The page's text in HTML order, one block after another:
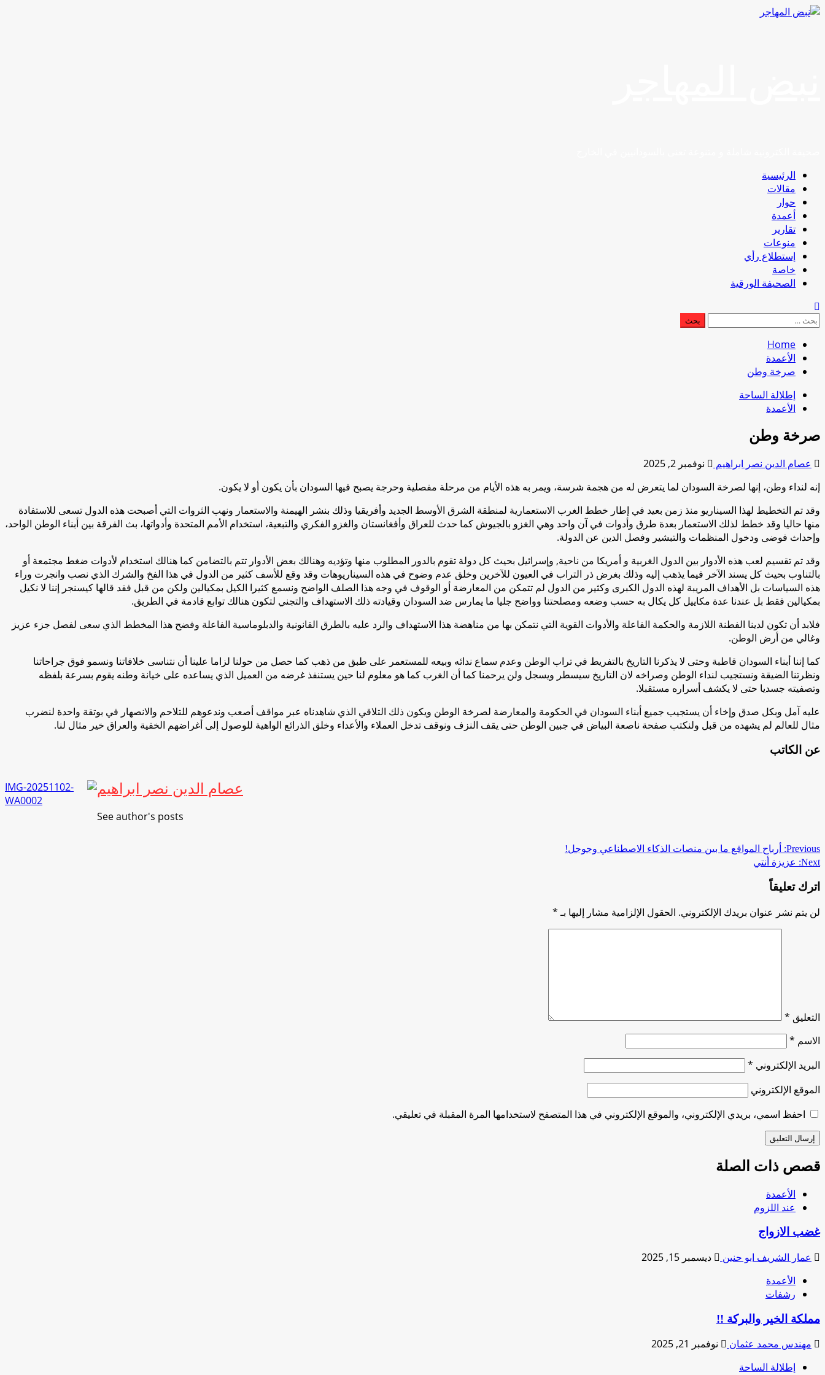
Skip
Primary
Menu
الرئيسية
مقالات
حوار
أعمدة
تقارير
منوعات
إستطلاع رأي
خاصة
الصحيفة الورقية
البحث
Home
الأعمدة
صرخة وطن
إطلالة الساحة
الأعمدة
صرخة وطن
عصام الدين نصر ابراهيم
نوفمبر 2, 2025
إنه لنداء وطن، إنها لصرخة السودان لما يتعرض له من هجمة شرسة، ويمر به هذه الأيام من مرحلة مفصلية وحرجة يصبح فيها السودان بأن يكون أو لا يكون.
وقد تم التخطيط لهذا السيناريو منذ زمن بعيد في إطار خطط الغرب الاستعمارية لمنطقة الشرق الأوسط الجديد وأفريقيا وذلك بنشر الهيمنة والاستعمار ونهب الثروات التي أصبحت هذه الدول تسعى للاستفادة
منها حاليا وقد خطط لذلك الاستعمار بعدة طرق وأدوات في آن واحد وهي الغزو بالجيوش كما حدث للعراق وأفغانستان والغزو الفكري والتبعية، استخدام الأمم المتحدة وأدواتها، بث الفرقة بين أبناء الوطن الواحد،
وإحداث فوضى ودخول المنظمات والتبشير وفصل الدين عن الدولة.
وقد تم تقسيم لعب هذه الأدوار بين الدول الغربية و أمريكا من ناحية, وإسرائيل بحيث كل دولة تقوم بالدور المطلوب منها وتؤديه وهنالك بعض الأدوار تتم بالتضامن كما هنالك استخدام لأدوات ضغط مجتمعة أو
بالتناوب بحيث كل يسند الآخر فيما يذهب إليه وذلك بغرض ذر التراب في العيون للآخرين وخلق عدم وضوح في هذه السيناريوهات وقد وقع للأسف كثير من الدول في هذا الفخ والشرك الذي نصب وانجرت وراء
هذه السياسات بل الأهداف المريبة لهذه الدول الكبرى وكثير من الدول لم تتمكن من المعارضة أو الوقوف في وجه هذا الصلف الواضح ونسمع كثيرا الكيل بمكيالين ولكن من قبل فقد قالها كيسنجر إننا لا نكيل
بمكيالين فقط بل عندنا عدة مكاييل كل يكال به حسب وضعه ومصلحتنا وواضح جليا ما يمارس ضد السودان وقيادته ذلك الاستهداف والتجني لتكون هنالك توابع قادمة في الطريق.
فلابد أن تكون لدينا الفطنة اللازمة والحكمة الفاعلة والأدوات القوية التي نتمكن بها من مناهضة هذا الاستهداف والرد عليه بالطرق القانونية والدبلوماسية الفاعلة وفضح هذا المخطط الذي سعى لفصل جزء عزيز
وغالي من أرض الوطن.
كما إننا أبناء السودان قاطبة وحتى لا يذكرنا التاريخ بالتفريط في تراب الوطن وعدم سماع ندائه وبيعه للمستعمر على طبق من ذهب كما حصل من حولنا لزاما علينا أن نتناسى خلافاتنا ونسمو فوق جراحاتنا
ونظرتنا الضيقة ونستجيب لنداء الوطن وصراخه لان التاريخ سيسطر ويسجل ولن يرحمنا كما أن الغرب كما هو معلوم لنا حين يستنفذ غرضه من العميل الذي يساعده على خيانة وطنه يقوم بسرعة بلفظه
وتصفيته جسديا حتى لا يكشف أسراره مستقبلا.
عليه آمل وبكل صدق وإخاء أن يستجيب جميع أبناء السودان في الحكومة والمعارضة لصرخة الوطن ويكون ذلك التلاقي الذي شاهدناه عبر مواقف أصعب وندعوهم للتلاحم والانصهار في بوتقة واحدة لنضرب
مثال للعالم لم يشهده من قبل ولنكتب صفحة ناصعة البياض في جبين الوطن حتى يقف النزف ونوقف تدخل العملاء والأعداء وخلق الذرائع الواهية للوصول إلى أغراضهم الخفية والعراق خير مثال لنا.
عن الكاتب
عصام الدين نصر ابراهيم
See author's posts
Continue
Reading
Previous:
أرباح المواقع ما بين منصات الذكاء الاصطناعي وجوجل!
Next: عزيزة أنتي
اترك تعليقاً
لن يتم نشر عنوان بريدك الإلكتروني. الحقول الإلزامية مشار إليها بـ*
التعليق *
الاسم *
البريد الإلكتروني *
الموقع الإلكتروني
احفظ اسمي، بريدي الإلكتروني، والموقع الإلكتروني في هذا المتصفح لاستخدامها المرة المقبلة في تعليقي.
قصص ذات الصلة
الأعمدة
عند اللزوم
غضب الازواج
عمار الشريف ابو حنين
ديسمبر 15, 2025
الأعمدة
رشفات
مملكة الخير والبركة !!
مهندس محمد عثمان
نوفمبر 21, 2025
إطلالة الساحة